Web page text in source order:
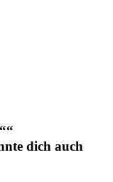
dich auch